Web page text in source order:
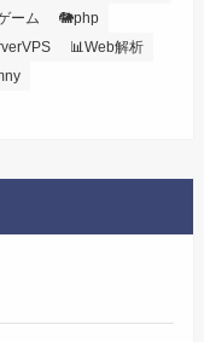
ーム
🐘php
📊Web解析